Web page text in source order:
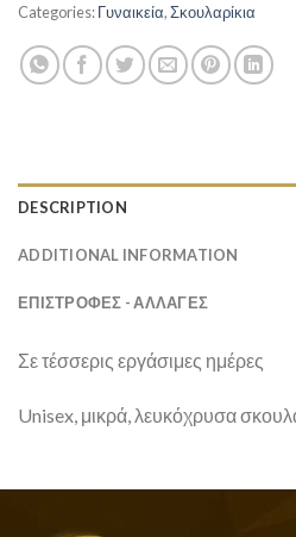
Categories:Γυναικεία,Σκουλαρίκια
DESCRIPTION
ADDITIONAL INFORMATION
ΕΠΙΣΤΡΟΦΕΣ - ΑΛΛΑΓΕΣ
Σε τέσσερις εργάσιμες ημέρες
Unisex, μικρά, λευκόχρυσα